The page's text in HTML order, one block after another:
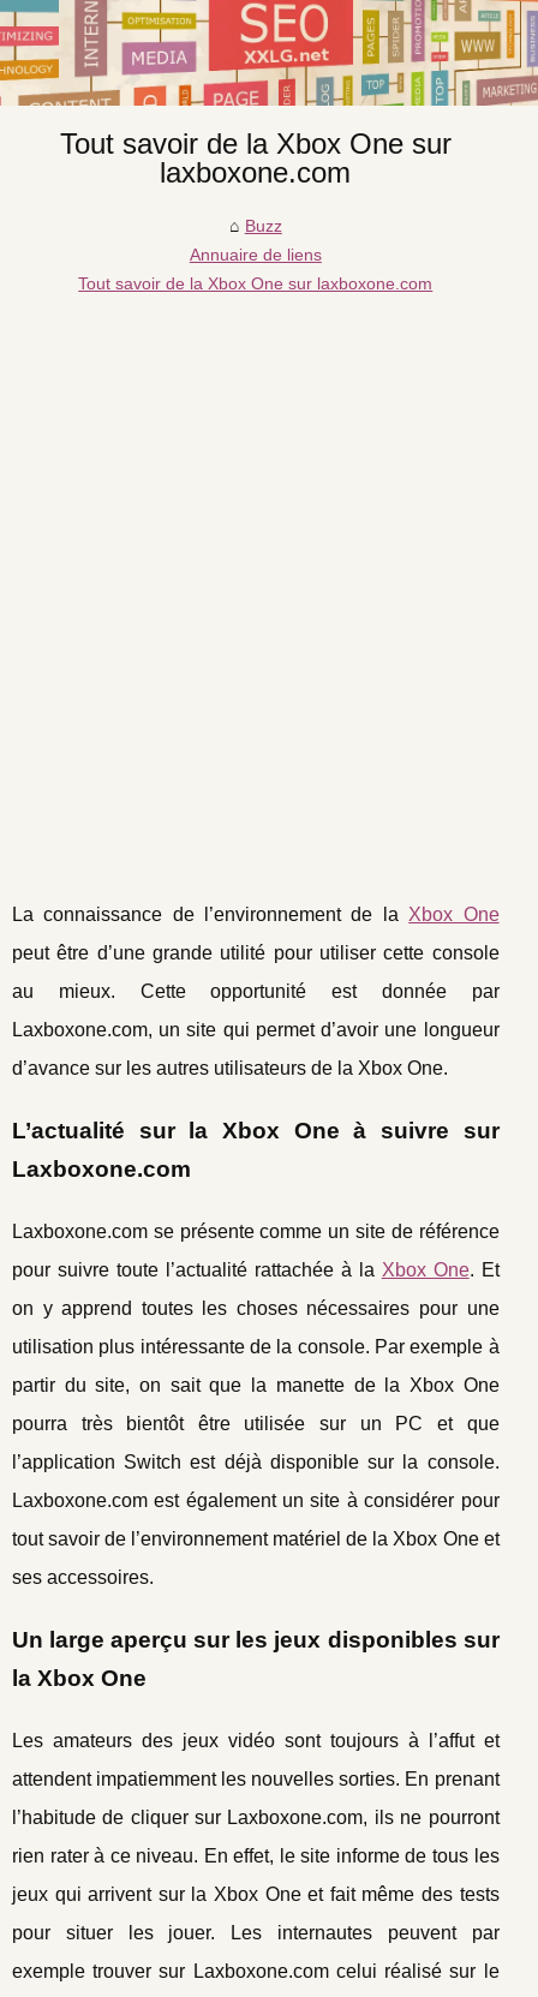
Tout savoir de la Xbox One sur
laxboxone.com
Buzz
Annuaire de liens
Tout savoir de la Xbox One sur laxboxone.com
La connaissance de l’environnement de la Xbox One
peut être d’une grande utilité pour utiliser cette console
au mieux. Cette opportunité est donnée par
Laxboxone.com, un site qui permet d’avoir une longueur
d’avance sur les autres utilisateurs de la Xbox One.
L’actualité sur la Xbox One à suivre sur
Laxboxone.com
Laxboxone.com se présente comme un site de référence
pour suivre toute l’actualité rattachée à la Xbox One. Et
on y apprend toutes les choses nécessaires pour une
utilisation plus intéressante de la console. Par exemple à
partir du site, on sait que la manette de la Xbox One
pourra très bientôt être utilisée sur un PC et que
l’application Switch est déjà disponible sur la console.
Laxboxone.com est également un site à considérer pour
tout savoir de l’environnement matériel de la Xbox One et
ses accessoires.
Un large aperçu sur les jeux disponibles sur
la Xbox One
Les amateurs des jeux vidéo sont toujours à l’affut et
attendent impatiemment les nouvelles sorties. En prenant
l’habitude de cliquer sur Laxboxone.com, ils ne pourront
rien rater à ce niveau. En effet, le site informe de tous les
jeux qui arrivent sur la Xbox One et fait même des tests
pour situer les jouer. Les internautes peuvent par
exemple trouver sur Laxboxone.com celui réalisé sur le